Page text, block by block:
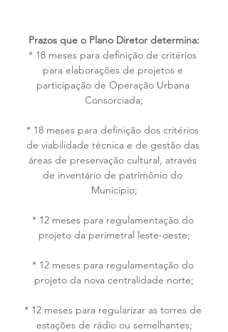
Prazos que o Plano Diretor determina:
* 18 meses para definição de critérios
para elaborações de projetos e
participação de Operação Urbana
Consorciada;
* 18 meses para definição dos critérios
de viabilidade técnica e de gestão das
áreas de preservação cultural, através
de inventário de patrimônio do
Município;
* 12 meses para regulamentação do
projeto da perimetral leste-oeste;
* 12 meses para regulamentação do
projeto da nova centralidade norte;
* 12 meses para regularizar as torres de
estações de rádio ou semelhantes;